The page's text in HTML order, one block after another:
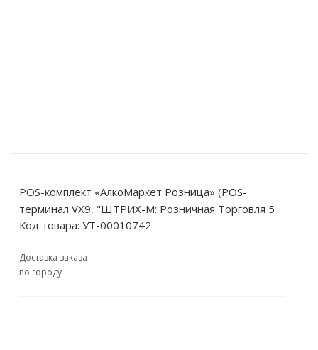
POS-комплект «АлкоМаркет Розница» (POS-
терминал VX9, "ШТРИХ-М: Розничная Торговля 5
(Базовая версия)
Код товара: УТ-00010742
Доставка заказа
по городу